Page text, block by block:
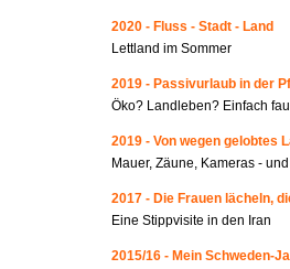
2020 - Fluss - Stadt - Land
Lettland im Sommer
2019 - Passivurlaub in der
Öko? Landleben? Einfach
2019 - Von wegen gelobtes
Mauer, Zäune, Kameras -
2017 - Die Frauen lächeln,
Eine Stippvisite in den Iran
2015/16 - Mein Schweden-